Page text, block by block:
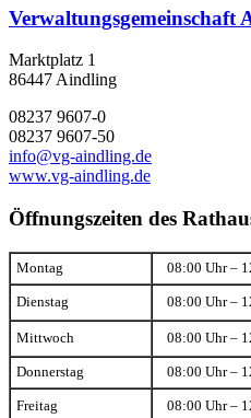
Verwaltungsgemeinschaft
Marktplatz 1
86447 Aindling
08237 9607-0
08237 9607-50
info@vg-aindling.de
www.vg-aindling.de
Öffnungszeiten des
Montag 08:00 Uhr –
Dienstag 08:00 Uhr –
Mittwoch 08:00 Uhr –
Donnerstag 08:00 Uhr –
Freitag 08:00 Uhr –